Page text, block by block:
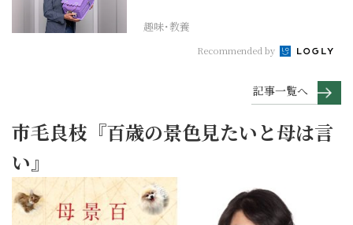
趣味･教養
Recommended by
記事一覧へ
市毛良枝『百歳の景色見たいと母は言
い』